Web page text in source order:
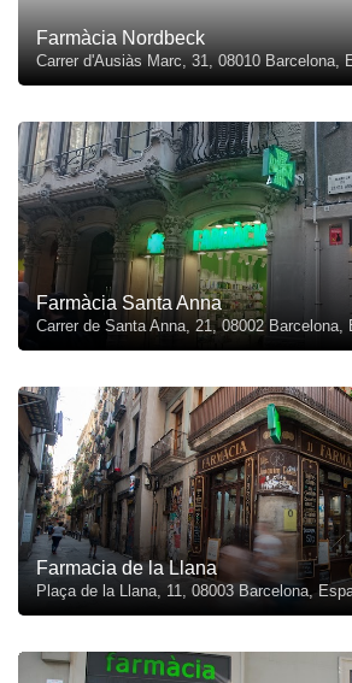
Farmàcia Nordbeck
Carrer d'Ausiàs Marc, 31, 08010 Barcelona,
Farmàcia Santa Anna
Carrer de Santa Anna, 21, 08002 Barcelona,
Farmacia de la Llana
Plaça de la Llana, 11, 08003 Barcelona,